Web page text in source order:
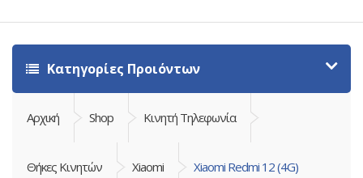
Κατηγορίες Προιόντων
Αρχική Shop Κινητή Τηλεφωνία
Θήκες Κινητών Xiaomi Xiaomi Redmi 12 (4G)